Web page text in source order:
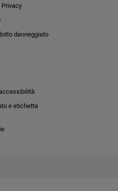
danneggiato
e etichetta